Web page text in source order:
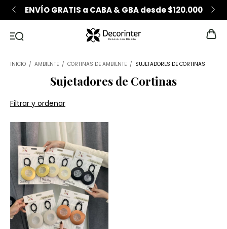
ENVÍO GRATIS a CABA & GBA desde $120.000
INICIO / AMBIENTE / CORTINAS DE AMBIENTE / SUJETADORES DE CORTINAS
Sujetadores de Cortinas
Filtrar y ordenar